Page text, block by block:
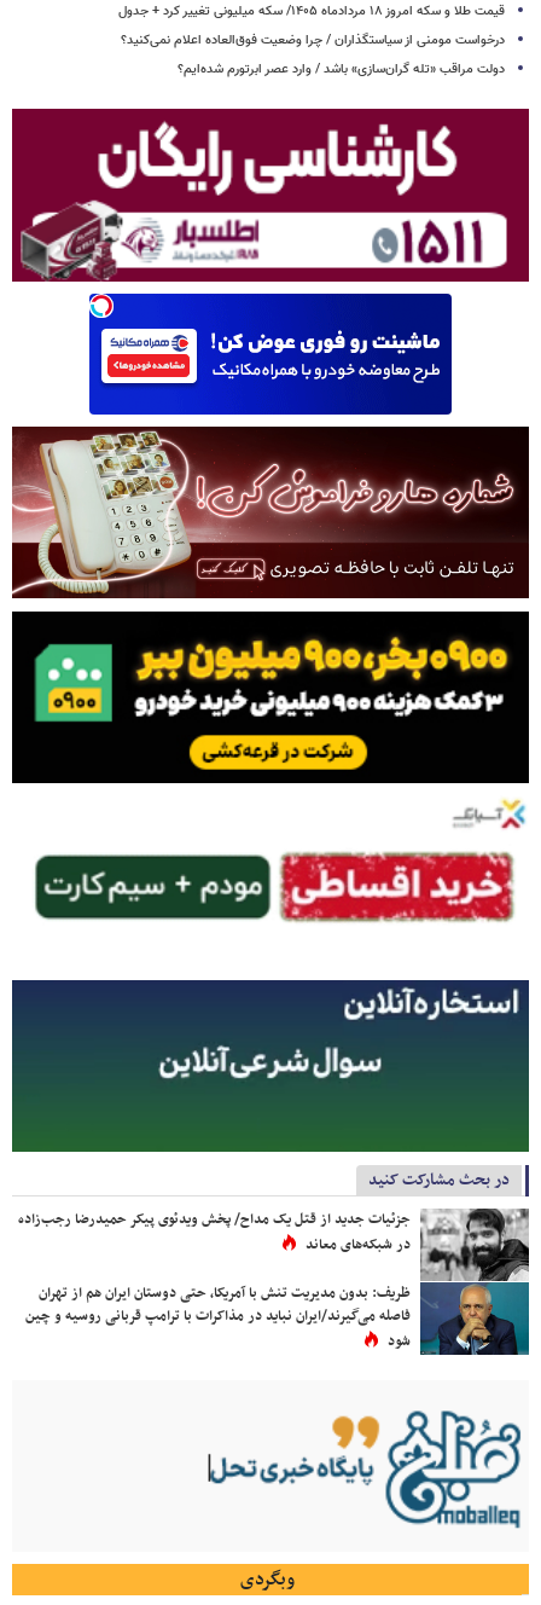
قیمت طلا و سکه امروز ۱۸ مردادماه ۱۴۰۵/ سکه میلیونی تغییر کرد + جدول
درخواست مومنی از سیاستگذاران / چرا وضعیت فوق‌العاده اعلام نمی‌کنید؟
دولت مراقب «تله گران‌سازی» باشد / وارد عصر ابرتورم شده‌ایم؟
در بحث مشارکت کنید
جزئیات جدید از قتل یک مداح/ پخش ویدئوی پیکر حمیدرضا رجب‌زاده
در شبکه‌های معاند
ظریف: بدون مدیریت تنش با آمریکا، حتی دوستان ایران هم از تهران
فاصله می‌گیرند/ایران نباید در مذاکرات با ترامپ قربانی روسیه و چین
شود
وبگردی